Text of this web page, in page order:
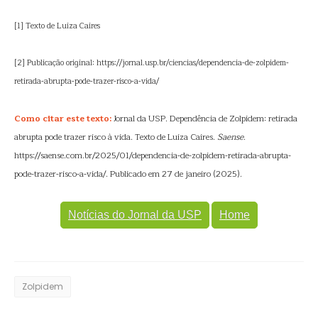
[1] Texto de Luiza Caires
[2] Publicação original: https://jornal.usp.br/ciencias/dependencia-de-zolpidem-
retirada-abrupta-pode-trazer-risco-a-vida/
Como citar este texto:Jornal da USP. Dependência de Zolpidem: retirada
abrupta pode trazer risco à vida. Texto de Luiza Caires. Saense.
https://saense.com.br/2025/01/dependencia-de-zolpidem-retirada-abrupta-
pode-trazer-risco-a-vida/. Publicado em 27 de janeiro (2025).
Notícias do Jornal da USP Home
Zolpidem